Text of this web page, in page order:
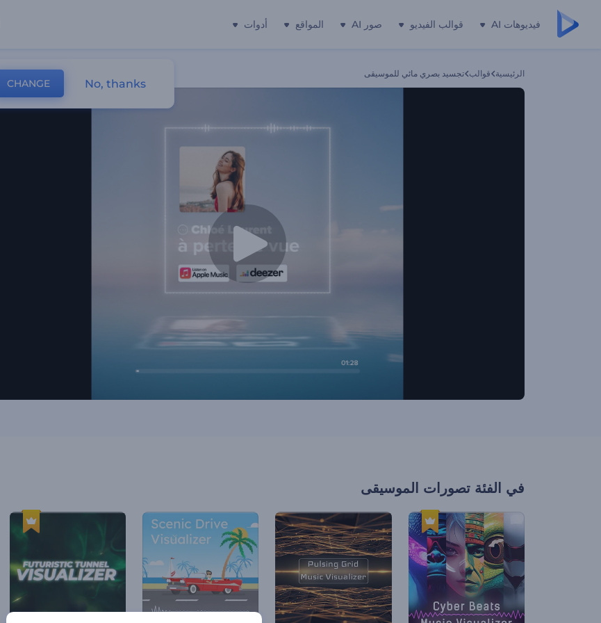
فيديوهات AI قوالب الفيديو صور AI المواقع أدوات
الرئيسية قوالب تجسيد بصري مائي للموسيقى
في الفئة تصورات الموسيقى
CHANGE No, thanks